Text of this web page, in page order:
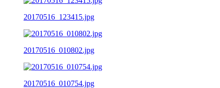
20170516_123415.jpg
20170516_010802.jpg
20170516_010754.jpg